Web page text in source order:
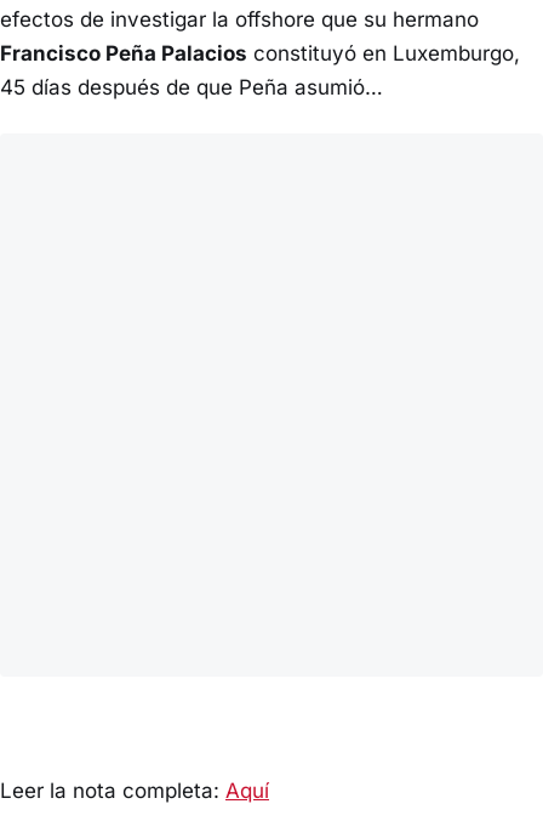
efectos de investigar la offshore que su hermano
Francisco Peña Palacios constituyó en Luxemburgo,
45 días después de que Peña asumió…
Leer la nota completa: Aquí